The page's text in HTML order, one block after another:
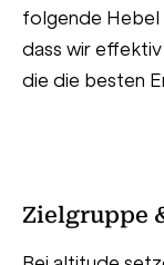
folgende Hebel
dass wir
die die besten
Zielgruppe